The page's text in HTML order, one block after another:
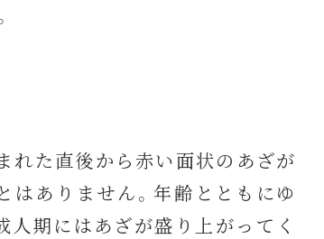
れた直後から赤い面状のあざが
はありません。年齢とともにゆ
人期にはあざが盛り上がってく